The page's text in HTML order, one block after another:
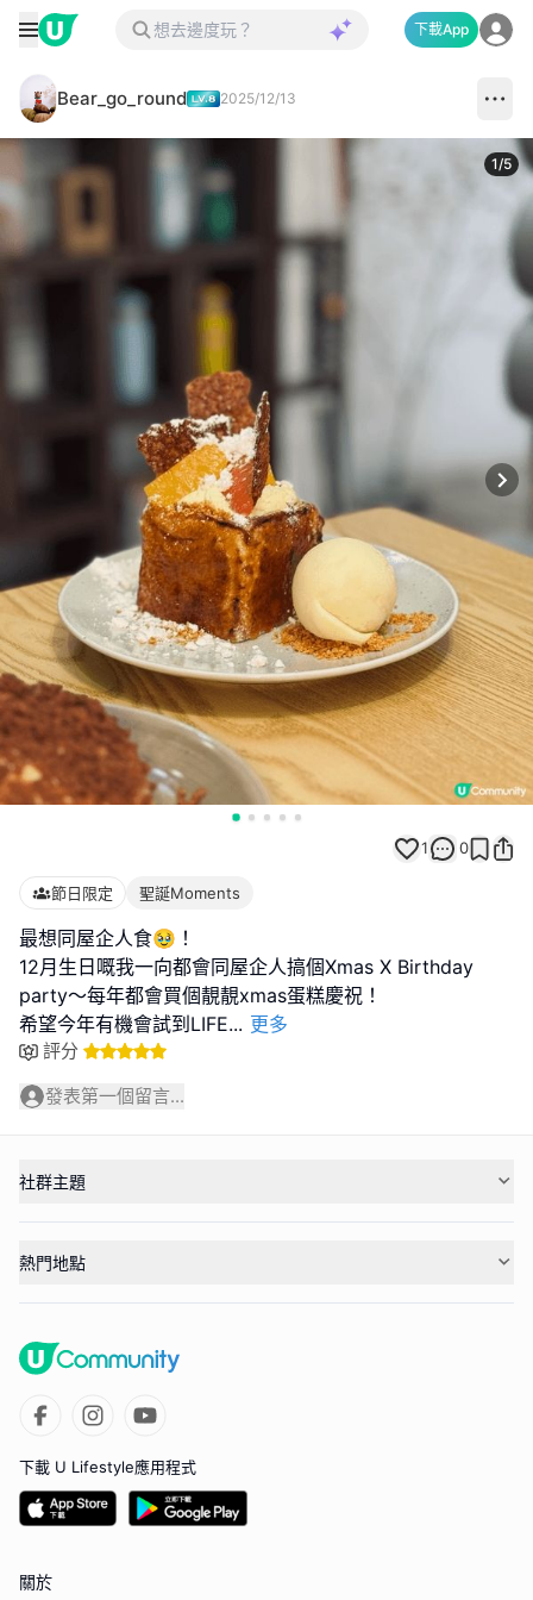
下載App
Bear_go_round 2025/12/13
1/5
1 0
節日限定 聖誕Moments
最想同屋企人食🥹！
12月生日嘅我一向都會同屋企人搞個Xmas X Birthday
party～每年都會買個靚靚xmas蛋糕慶祝！
希望今年有機會試到LIFE... 更多
評分
發表第一個留言...
社群主題
熱門地點
下載 U Lifestyle應用程式
關於